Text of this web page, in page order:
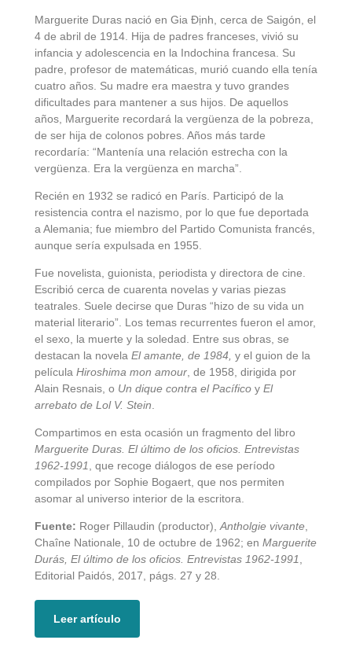
Marguerite Duras nació en Gia Định, cerca de Saigón, el
4 de abril de 1914. Hija de padres franceses, vivió su
infancia y adolescencia en la Indochina francesa. Su
padre, profesor de matemáticas, murió cuando ella tenía
cuatro años. Su madre era maestra y tuvo grandes
dificultades para mantener a sus hijos. De aquellos
años, Marguerite recordará la vergüenza de la pobreza,
de ser hija de colonos pobres. Años más tarde
recordaría: “Mantenía una relación estrecha con la
vergüenza. Era la vergüenza en marcha”.
Recién en 1932 se radicó en París. Participó de la
resistencia contra el nazismo, por lo que fue deportada
a Alemania; fue miembro del Partido Comunista francés,
aunque sería expulsada en 1955.
Fue novelista, guionista, periodista y directora de cine.
Escribió cerca de cuarenta novelas y varias piezas
teatrales. Suele decirse que Duras “hizo de su vida un
material literario”. Los temas recurrentes fueron el amor,
el sexo, la muerte y la soledad. Entre sus obras, se
destacan la novela El amante, de 1984, y el guion de la
película Hiroshima mon amour , de 1958, dirigida por
Alain Resnais, o Un dique contra el Pacífico y El
arrebato de Lol V. Stein
Compartimos en esta ocasión un fragmento del libro
Marguerite Duras. El último de los oficios. Entrevistas
1962-1991
, que recoge diálogos de ese período
compilados por Sophie Bogaert, que nos permiten
asomar al universo interior de la escritora.
Fuente: Roger Pillaudin (productor), Antholgie vivante
Chaîne Nationale, 10 de octubre de 1962; en Marguerite
Durás, El último de los oficios. Entrevistas 1962-1991
Editorial Paidós, 2017, págs. 27 y 28.
Leer artículo